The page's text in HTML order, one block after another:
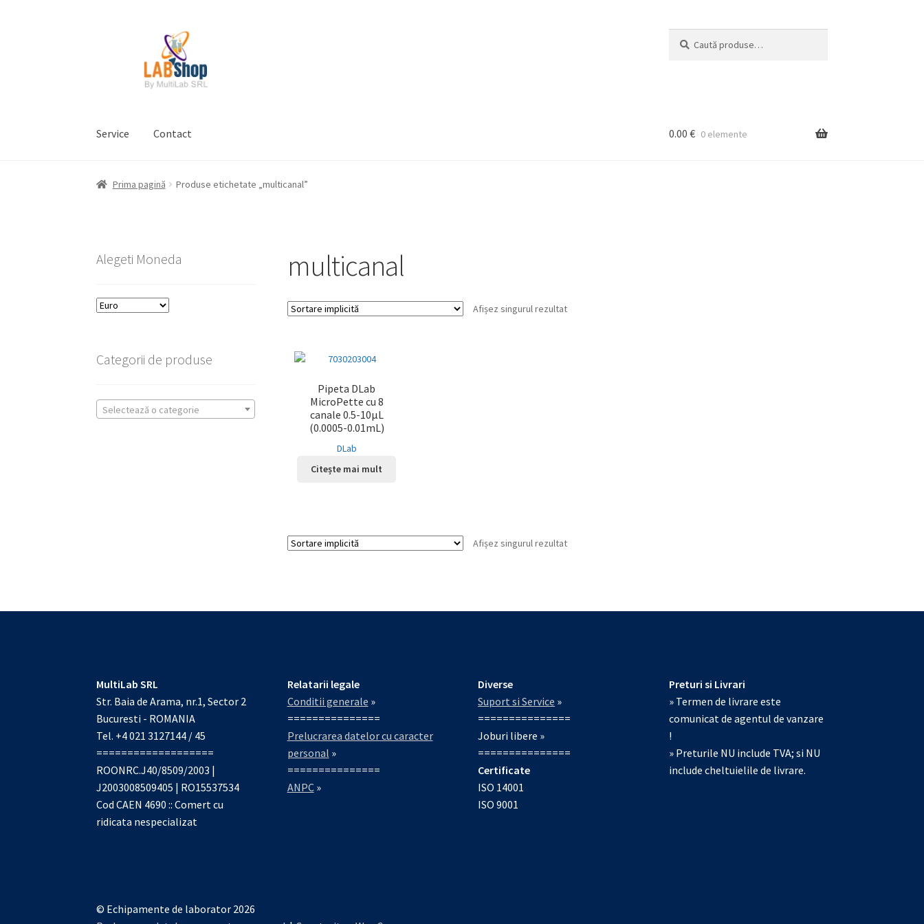
după:
Service Contact
Prima pagină Contul meu Coș Plată Request a Quote
0.00 € 0 elemente
Prima pagină Produse etichetate „multicanal”
multicanal
Afișez singurul rezultat
Pipeta DLab
MicroPette cu 8
canale 0.5-10μL
(0.0005-0.01mL)
DLab
Citește mai mult
Afișez singurul rezultat
Alegeti Moneda
Categorii de produse
Selectează o categorie
MultiLab SRL
Str. Baia de Arama, nr.1, Sector 2
Bucuresti - ROMANIA
Tel. +4 021 3127144 / 45
===================
ROONRC.J40/8509/2003 |
J2003008509405 | RO15537534
Cod CAEN 4690 :: Comert cu
ridicata nespecializat
Relatarii legale
Conditii generale »
===============
Prelucrarea datelor cu caracter
personal »
===============
ANPC»
Diverse
Suport si Service »
===============
Joburi libere »
===============
Certificate
ISO 14001
ISO 9001
Preturi si Livrari
» Termen de livrare este
comunicat de agentul de vanzare
!
» Preturile NU include TVA; si NU
include cheltuielile de livrare.
© Echipamente de laborator 2026